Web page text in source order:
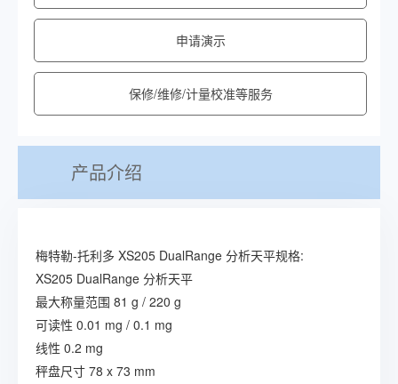
申请演示
保修/维修/计量校准等服务
产品介绍
梅特勒-托利多 XS205 DualRange 分析天平规格:
XS205 DualRange 分析天平
最大称量范围 81 g / 220 g
可读性 0.01 mg / 0.1 mg
线性 0.2 mg
秤盘尺寸 78 x 73 mm